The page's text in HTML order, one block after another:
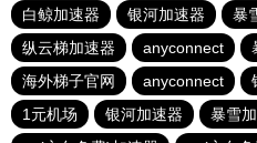
白鲸加速器
银河加速器 暴
纵云梯加速器
anyconnect
海外梯子官网
anyconnect
1元机场
银河加速器 暴雪